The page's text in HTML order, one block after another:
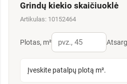
Grindų kiekio skaičiuoklė
Artikulas: 10152464
Plotas, m²
Įveskite patalpų plotą m².